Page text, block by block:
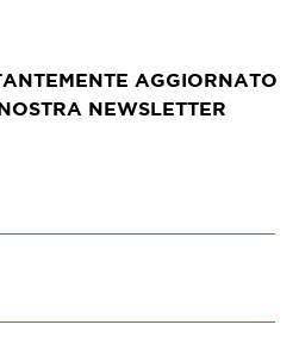
AGGIORNATO
NEWSLETTER